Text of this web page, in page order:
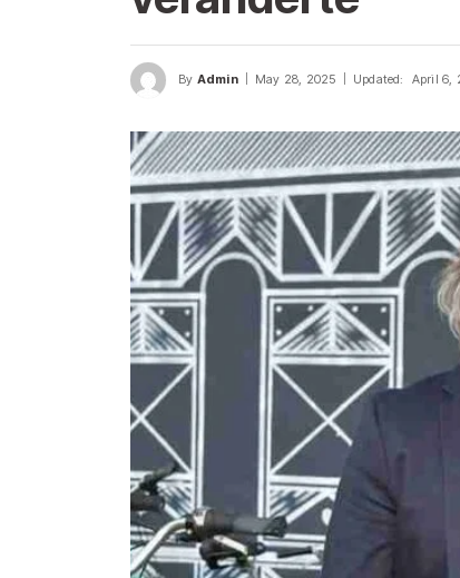
By Admin May 28, 2025 Updated: April 6,